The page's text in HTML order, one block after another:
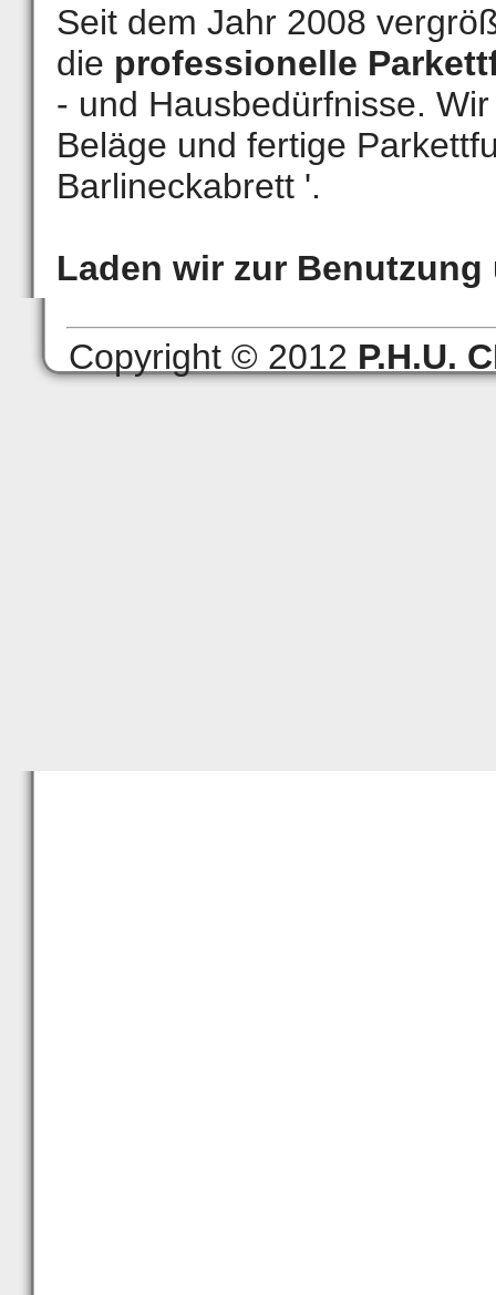
Seit dem Jahr 2008
die professionelle
- und Hausbedürfnisse.
Beläge und fertige
Barlineckabrett '.
Laden wir zur
Copyright © 2012 P.H.U.